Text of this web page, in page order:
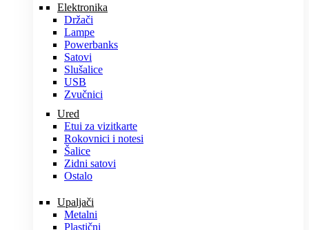
Elektronika
Držači
Lampe
Powerbanks
Satovi
Slušalice
USB
Zvučnici
Ured
Etui za vizitkarte
Rokovnici i notesi
Šalice
Zidni satovi
Ostalo
Upaljači
Metalni
Plastični